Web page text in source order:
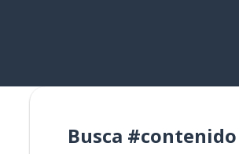
Busca